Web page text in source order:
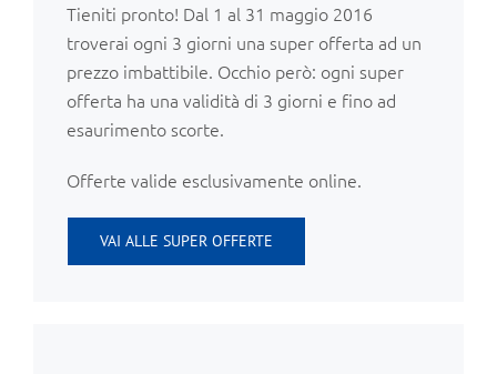
Tieniti pronto! Dal 1 al 31 maggio 2016
troverai ogni 3 giorni una super offerta ad un
prezzo imbattibile. Occhio però: ogni super
offerta ha una validità di 3 giorni e fino ad
esaurimento scorte.
Offerte valide esclusivamente online.
VAI ALLE SUPER OFFERTE